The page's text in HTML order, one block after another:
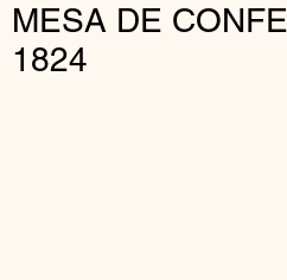
MESA DE
1824